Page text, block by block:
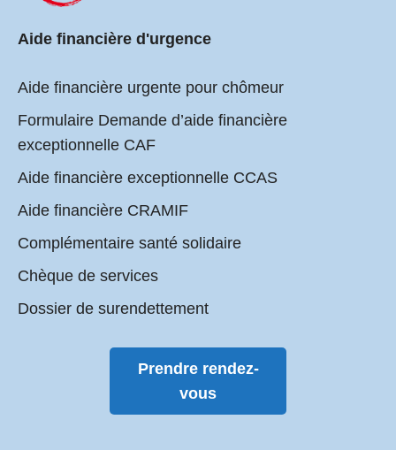
Aide financière d'urgence
Aide financière urgente pour chômeur
Formulaire Demande d’aide financière
exceptionnelle CAF
Aide financière exceptionnelle CCAS
Aide financière CRAMIF
Complémentaire santé solidaire
Chèque de services
Dossier de surendettement
Prendre rendez-
vous